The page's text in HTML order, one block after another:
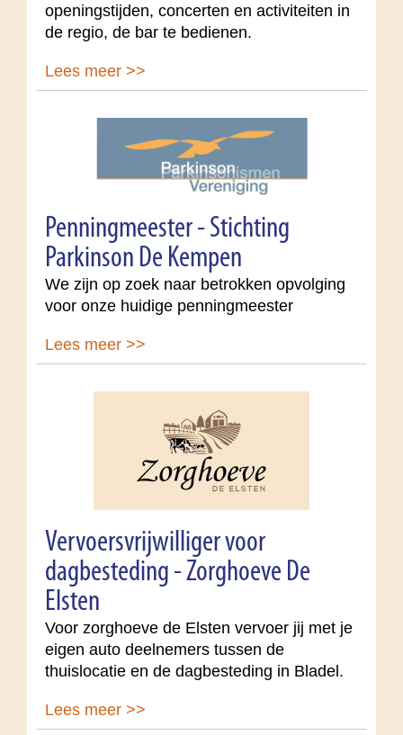
openingstijden, concerten en activiteiten in
de regio, de bar te bedienen.
Lees meer >>
Penningmeester - Stichting
Parkinson De Kempen
We zijn op zoek naar betrokken opvolging
voor onze huidige penningmeester
Lees meer >>
Vervoersvrijwilliger voor
dagbesteding - Zorghoeve De
Elsten
Voor zorghoeve de Elsten vervoer jij met je
eigen auto deelnemers tussen de
thuislocatie en de dagbesteding in Bladel.
Lees meer >>